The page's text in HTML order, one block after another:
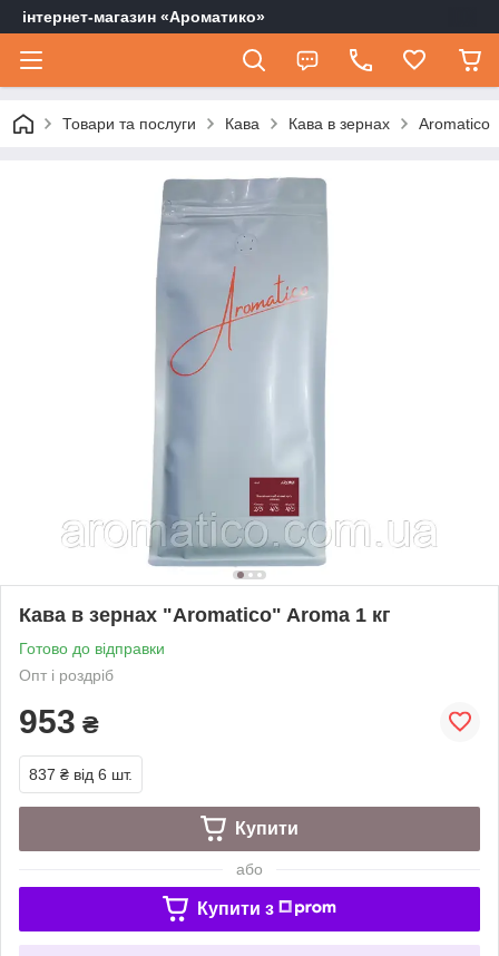
інтернет-магазин «Ароматико»
Товари та послуги Кава Кава в зернах Aromatico
Кава в зернах "Aromatico" Aroma 1 кг
Готово до відправки
Опт і роздріб
953 ₴
837 ₴ від 6 шт.
Купити
або
Купити з